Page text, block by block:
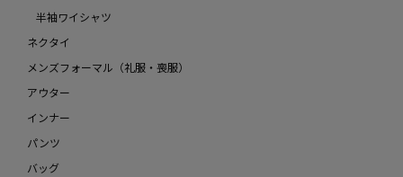
半袖ワイシャツ
ネクタイ
メンズフォーマル（礼服・喪服）
アウター
インナー
パンツ
バッグ